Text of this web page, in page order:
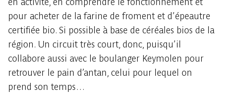
pour acheter de la farine de froment et d’épeautre
certifiée bio. Si possible à base de céréales bios de la
région. Un circuit très court, donc, puisqu’il
collabore aussi avec le boulanger Keymolen pour
retrouver le pain d’antan, celui pour lequel on
prend son temps…